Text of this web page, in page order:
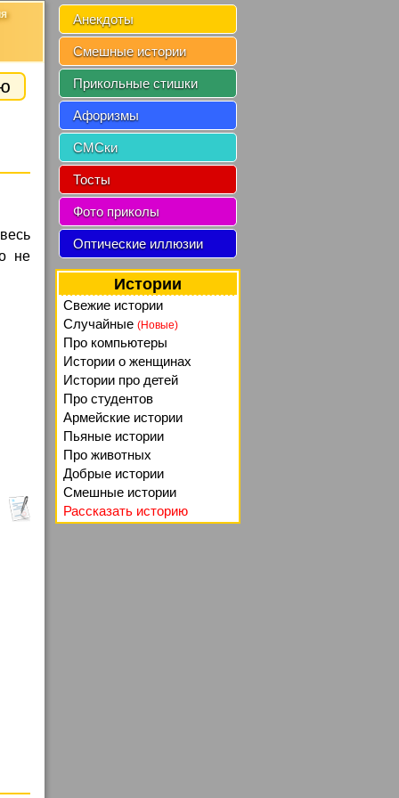
не
Анекдоты
Смешные истории
Прикольные стишки
Афоризмы
СМСки
Тосты
Фото приколы
Оптические иллюзии
Истории
Свежие истории
Случайные (Новые)
Про компьютеры
Истории о женщинах
Истории про детей
Про студентов
Армейские истории
Пьяные истории
Про животных
Добрые истории
Смешные истории
Рассказать историю